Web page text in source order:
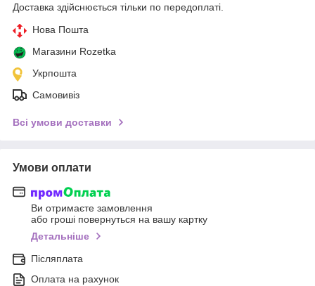
Доставка здійснюється тільки по передоплаті.
Нова Пошта
Магазини Rozetka
Укрпошта
Самовивіз
Всі умови доставки
Умови оплати
Ви отримаєте замовлення
або гроші повернуться на вашу картку
Детальніше
Післяплата
Оплата на рахунок